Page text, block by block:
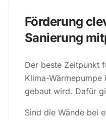
Förderung
Sanierung
Der beste Zeitpunkt
Klima-
gebaut wird. Dafür
Sind die Wände bei